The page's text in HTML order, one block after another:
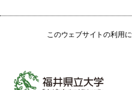
このウェブサイトの利用